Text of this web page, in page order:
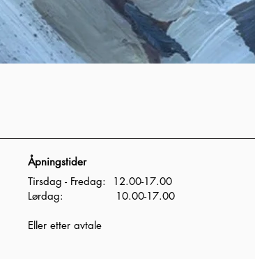
Åpningstider
Tirsdag - Fredag: 12.00-17.00
Lørdag: 10.00-17.00
Eller etter avtale